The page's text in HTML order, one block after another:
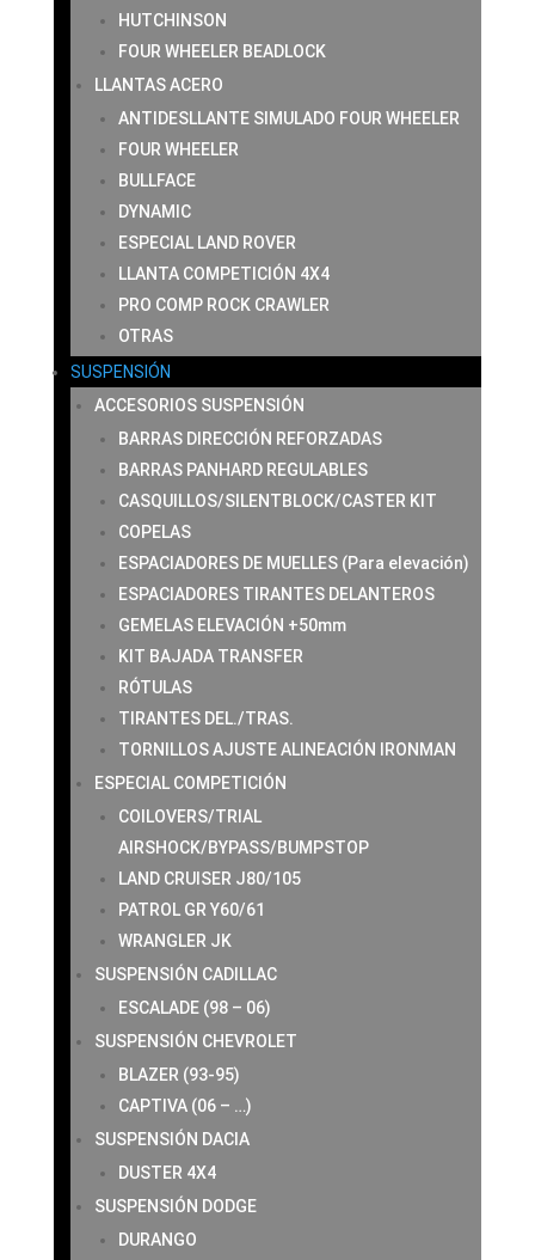
HUTCHINSON
FOUR WHEELER BEADLOCK
LLANTAS ACERO
ANTIDESLLANTE SIMULADO FOUR WHEELER
FOUR WHEELER
BULLFACE
DYNAMIC
ESPECIAL LAND ROVER
LLANTA COMPETICIÓN 4X4
PRO COMP ROCK CRAWLER
OTRAS
SUSPENSIÓN
ACCESORIOS SUSPENSIÓN
BARRAS DIRECCIÓN REFORZADAS
BARRAS PANHARD REGULABLES
CASQUILLOS/SILENTBLOCK/CASTER KIT
COPELAS
ESPACIADORES DE MUELLES (Para elevación)
ESPACIADORES TIRANTES DELANTEROS
GEMELAS ELEVACIÓN +50mm
KIT BAJADA TRANSFER
RÓTULAS
TIRANTES DEL./TRAS.
TORNILLOS AJUSTE ALINEACIÓN IRONMAN
ESPECIAL COMPETICIÓN
COILOVERS/TRIAL
AIRSHOCK/BYPASS/BUMPSTOP
LAND CRUISER J80/105
PATROL GR Y60/61
WRANGLER JK
SUSPENSIÓN CADILLAC
ESCALADE (98 – 06)
SUSPENSIÓN CHEVROLET
BLAZER (93-95)
CAPTIVA (06 – …)
SUSPENSIÓN DACIA
DUSTER 4X4
SUSPENSIÓN DODGE
DURANGO